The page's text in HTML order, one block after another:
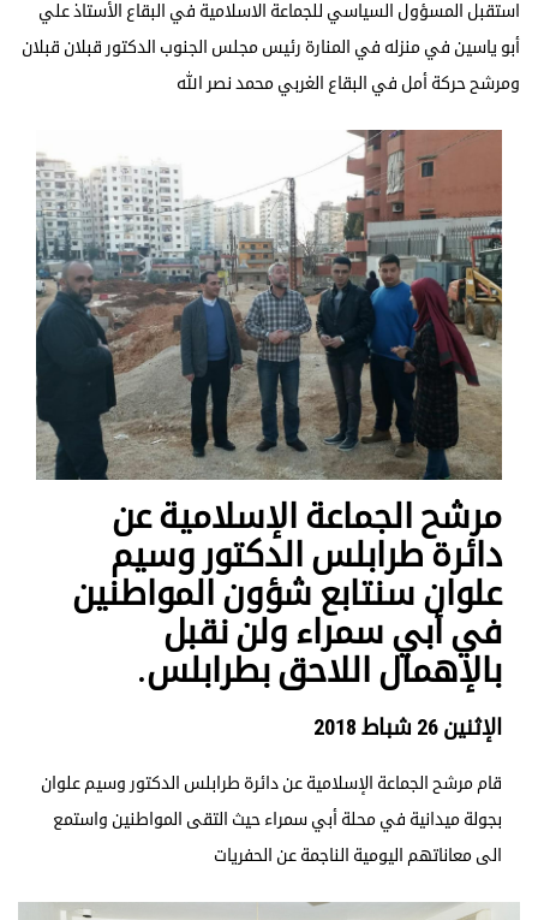
استقبل المسؤول السياسي للجماعة الاسلامية في البقاع الأستاذ علي
أبو ياسين في منزله في المنارة رئيس مجلس الجنوب الدكتور قبلان قبلان
ومرشح حركة أمل في البقاع الغربي محمد نصر الله
مرشح الجماعة الإسلامية عن
دائرة طرابلس الدكتور وسيم
علوان سنتابع شؤون المواطنين
في أبي سمراء ولن نقبل
بالإهمال اللاحق بطرابلس.
الإثنين 26 شباط 2018
قام مرشح الجماعة الإسلامية عن دائرة طرابلس الدكتور وسيم علوان
بجولة ميدانية في محلة أبي سمراء حيث التقى المواطنين واستمع
الى معاناتهم اليومية الناجمة عن الحفريات